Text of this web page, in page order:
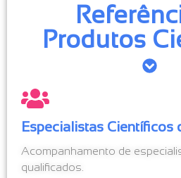
Produtos
Especialistas Científicos
Acompanhamento de
qualificados.